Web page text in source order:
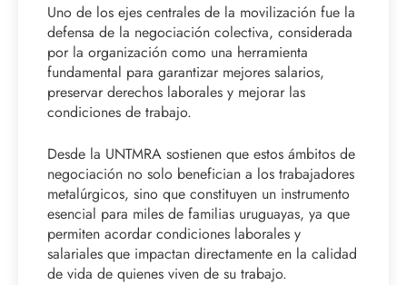
Uno de los ejes centrales de la movilización fue la
defensa de la negociación colectiva, considerada
por la organización como una herramienta
fundamental para garantizar mejores salarios,
preservar derechos laborales y mejorar las
condiciones de trabajo.
Desde la UNTMRA sostienen que estos ámbitos de
negociación no solo benefician a los trabajadores
metalúrgicos, sino que constituyen un instrumento
esencial para miles de familias uruguayas, ya que
permiten acordar condiciones laborales y
salariales que impactan directamente en la calidad
de vida de quienes viven de su trabajo.